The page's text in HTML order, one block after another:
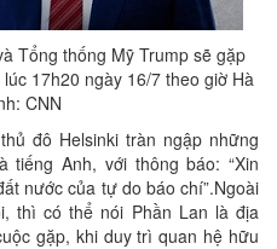
Tổng thống Mỹ Trump sẽ gặp
17h20 ngày 16/7 theo giờ Hà
CNN
đô Helsinki tràn ngập những
tiếng Anh, với thông báo: “Xin
nước của tự do báo chí”.Ngoài
thì có thể nói Phần Lan là địa
gặp, khi duy trì quan hệ hữu